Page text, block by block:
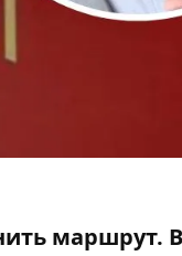
маршрут.